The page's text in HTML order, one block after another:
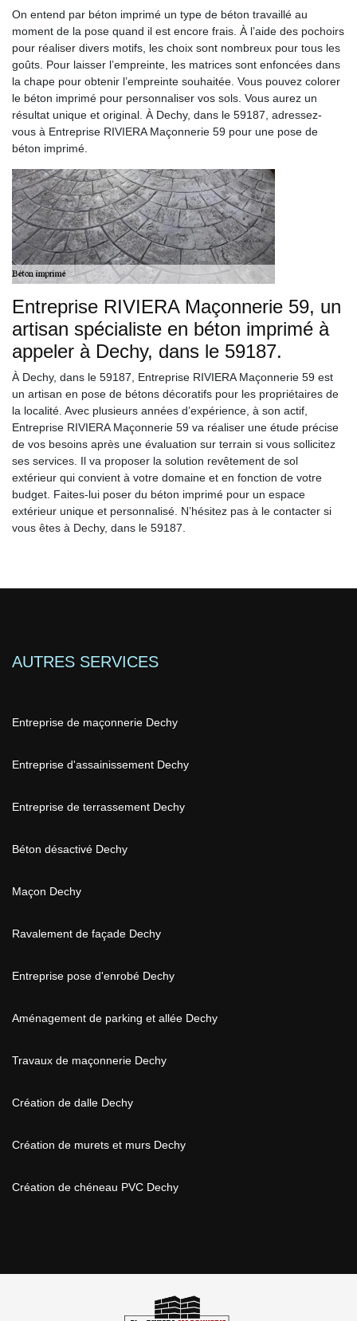
On entend par béton imprimé un type de béton travaillé au
moment de la pose quand il est encore frais. À l’aide des pochoirs
pour réaliser divers motifs, les choix sont nombreux pour tous les
goûts. Pour laisser l’empreinte, les matrices sont enfoncées dans
la chape pour obtenir l’empreinte souhaitée. Vous pouvez colorer
le béton imprimé pour personnaliser vos sols. Vous aurez un
résultat unique et original. À Dechy, dans le 59187, adressez-
vous à Entreprise RIVIERA Maçonnerie 59 pour une pose de
béton imprimé.
Entreprise RIVIERA Maçonnerie 59, un
artisan spécialiste en béton imprimé à
appeler à Dechy, dans le 59187.
À Dechy, dans le 59187, Entreprise RIVIERA Maçonnerie 59 est
un artisan en pose de bétons décoratifs pour les propriétaires de
la localité. Avec plusieurs années d’expérience, à son actif,
Entreprise RIVIERA Maçonnerie 59 va réaliser une étude précise
de vos besoins après une évaluation sur terrain si vous sollicitez
ses services. Il va proposer la solution revêtement de sol
extérieur qui convient à votre domaine et en fonction de votre
budget. Faites-lui poser du béton imprimé pour un espace
extérieur unique et personnalisé. N’hésitez pas à le contacter si
vous êtes à Dechy, dans le 59187.
AUTRES SERVICES
Entreprise de maçonnerie Dechy
Entreprise d'assainissement Dechy
Entreprise de terrassement Dechy
Béton désactivé Dechy
Maçon Dechy
Ravalement de façade Dechy
Entreprise pose d'enrobé Dechy
Aménagement de parking et allée Dechy
Travaux de maçonnerie Dechy
Création de dalle Dechy
Création de murets et murs Dechy
Création de chéneau PVC Dechy